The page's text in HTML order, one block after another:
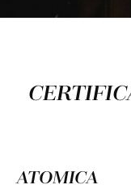
ATOMICA